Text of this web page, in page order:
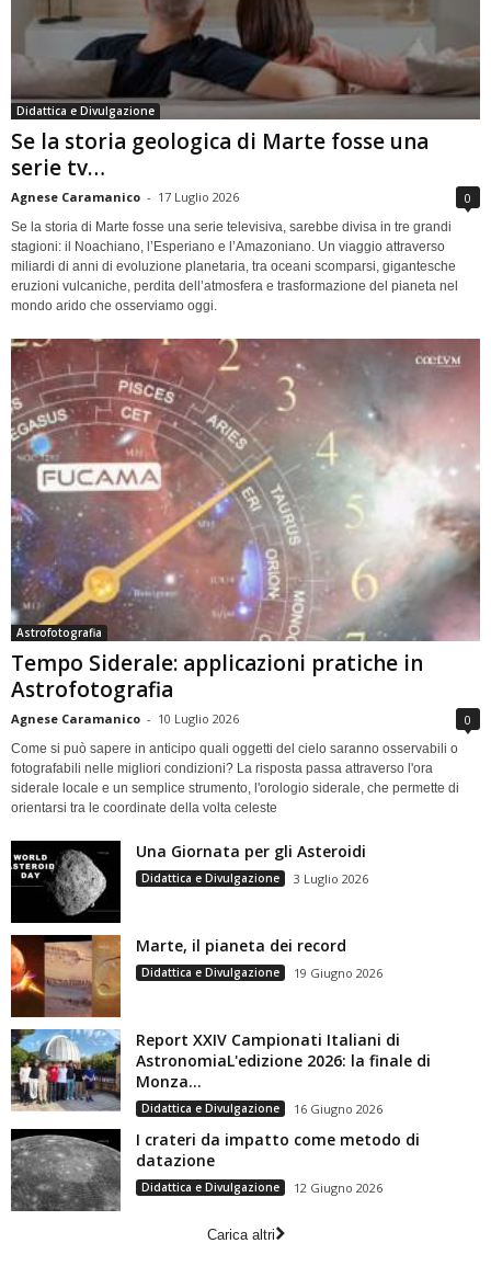
Didattica e Divulgazione
Se la storia geologica di Marte fosse una
serie tv…
Agnese Caramanico - 17 Luglio 2026 0
Se la storia di Marte fosse una serie televisiva, sarebbe divisa in tre grandi
stagioni: il Noachiano, l’Esperiano e l’Amazoniano. Un viaggio attraverso
miliardi di anni di evoluzione planetaria, tra oceani scomparsi, gigantesche
eruzioni vulcaniche, perdita dell’atmosfera e trasformazione del pianeta nel
mondo arido che osserviamo oggi.
Astrofotografia
Tempo Siderale: applicazioni pratiche in
Astrofotografia
Agnese Caramanico - 10 Luglio 2026 0
Come si può sapere in anticipo quali oggetti del cielo saranno osservabili o
fotografabili nelle migliori condizioni? La risposta passa attraverso l'ora
siderale locale e un semplice strumento, l'orologio siderale, che permette di
orientarsi tra le coordinate della volta celeste
Una Giornata per gli Asteroidi
Didattica e Divulgazione 3 Luglio 2026
Marte, il pianeta dei record
Didattica e Divulgazione 19 Giugno 2026
Report XXIV Campionati Italiani di
AstronomiaL'edizione 2026: la finale di
Monza...
Didattica e Divulgazione 16 Giugno 2026
I crateri da impatto come metodo di
datazione
Didattica e Divulgazione 12 Giugno 2026
Carica altri